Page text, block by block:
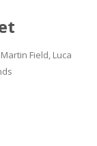
Field, Luca